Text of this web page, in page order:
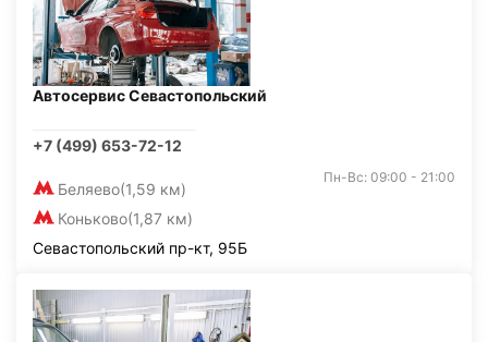
Автосервис Севастопольский
+7 (499) 653-72-12
Беляево(1,59 км)
Коньково(1,87 км)
Пн-Вс: 09:00 - 21:00
Севастопольский пр-кт, 95Б